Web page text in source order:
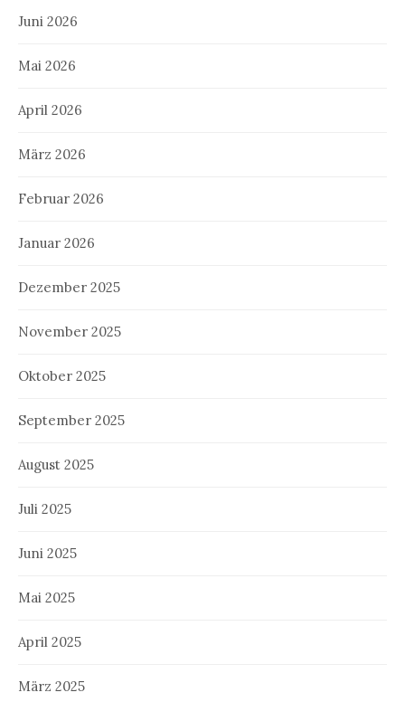
Juni 2026
Mai 2026
April 2026
März 2026
Februar 2026
Januar 2026
Dezember 2025
November 2025
Oktober 2025
September 2025
August 2025
Juli 2025
Juni 2025
Mai 2025
April 2025
März 2025